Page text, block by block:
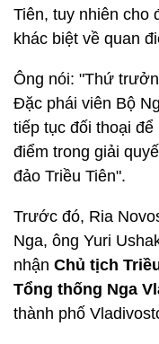
Tiên, tuy nhiên cho
khác biệt về quan
Ông nói: "Thứ
Đặc phái viên Bộ
tiếp tục đối thoại
điểm trong giải
đảo Triều Tiên".
Trước đó, Ria
Nga, ông Yuri
nhận Chủ tịch
Tổng thống Nga
thành phố